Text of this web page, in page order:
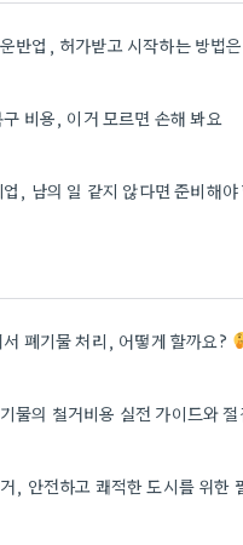
반업, 허가받고 시작하는 방법
비용, 이거 모르면 손해 봐요
업, 남의 일 같지 않다면 준비해야
폐기물 처리, 어떻게 할까요?
물의 철거비용 실전 가이드와 절
, 안전하고 쾌적한 도시를 위한